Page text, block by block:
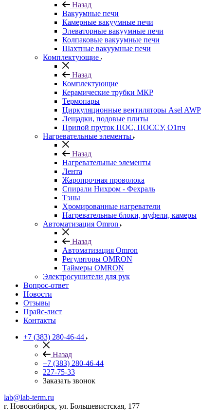
Назад
Вакуумные печи
Камерные вакуумные печи
Элеваторные вакуумные печи
Колпаковые вакуумные печи
Шахтные вакуумные печи
Комплектующие
Назад
Комплектующие
Керамические трубки МКР
Термопары
Циркуляционные вентиляторы Asel AWP
Лещадки, подовые плиты
Припой пруток ПОС, ПОССУ, О1пч
Нагревательные элементы
Назад
Нагревательные элементы
Лента
Жаропрочная проволока
Спирали Нихром - Фехраль
Тэны
Хромированные нагреватели
Нагревательные блоки, муфели, камеры
Автоматизация Omron
Назад
Автоматизация Omron
Регуляторы OMRON
Таймеры OMRON
Электросушители для рук
Вопрос-ответ
Новости
Отзывы
Прайс-лист
Контакты
+7 (383) 280-46-44
Назад
+7 (383) 280-46-44
227-75-33
Заказать звонок
lab@lab-term.ru
г. Новосибирск, ул. Большевистская, 177